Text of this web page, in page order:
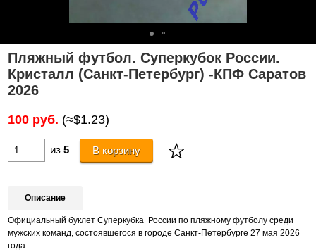
Пляжный футбол. Суперкубок России.
Кристалл (Санкт-Петербург) -КПФ Саратов
2026
100 руб. (≈$1.23)
из 5 В корзину
Описание
Официальный буклет Суперкубка России по пляжному футболу среди
мужских команд, состоявшегося в городе Санкт-Петербурге 27 мая 2026
года.